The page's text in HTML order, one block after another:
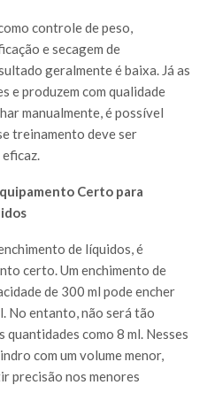
controle de peso,
e secagem de
geralmente é baixa. Já as
e produzem com qualidade
manualmente, é possível
treinamento deve ser
Certo para
de líquidos, é
certo. Um enchimento de
de 300 ml pode encher
No entanto, não será tão
como 8 ml. Nesses
com um volume menor,
precisão nos menores